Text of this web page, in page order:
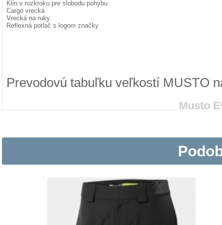
Klin v rozkroku pre slobodu pohybu
Cargo vrecká
Vrecká na ruky
Reflexná potlač s logom značky
Prevodovú tabuľku veľkostí MUSTO
Musto